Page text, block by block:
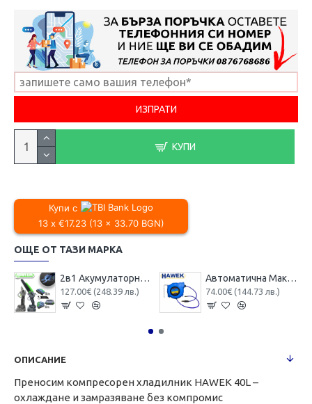
КУПИ
Купи с
13 x €17.23 (13 x 33.70 BGN)
ОЩЕ ОТ ТАЗИ МАРКА
2в1 Акумулаторна Лозарска Ножица и Трион за Клони (Безжична Резачка ) с Автоматично Смазване на Веригата HAWEK 4x Батерии
127.00€ (248.39 лв.)
Автоматична Макара с Маркуч за Въздух HAWEK 15м 8х12мм – HW 1022
74.00€ (144.73 лв.)
ОПИСАНИЕ
Преносим компресорен хладилник HAWEK 40L –
охлаждане и замразяване без компромис